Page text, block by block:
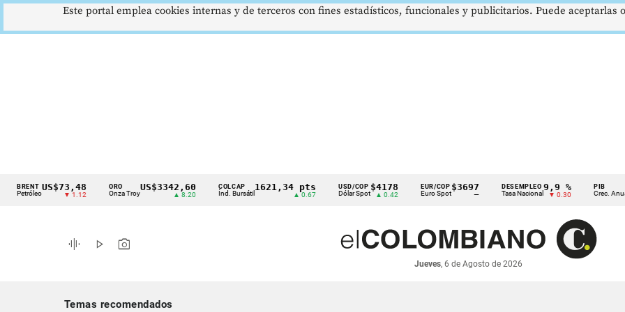
Cintillo
indicadores
económicos
US$73,48
▼ 1.12
ORO
Onza Troy
US$3342,60 COLCAP
Índ. Bursátil
1621,34 pts USD/COP
Dólar Spot
$4178
▲ 0.42
EUR/COP
Euro Spot
$3697
—
DESEMPLEO
Tasa Nacional
9,9 %
▼ 0.30
PIB
Crec. Anual
2,8
▲
graphic_eq play_arrow photo_camera
Jueves, 6 de Agosto de 2026
Temas recomendados
Este portal emplea cookies internas y de terceros con fines estadísticos, funcionales y publicitarios. Puede aceptarlas